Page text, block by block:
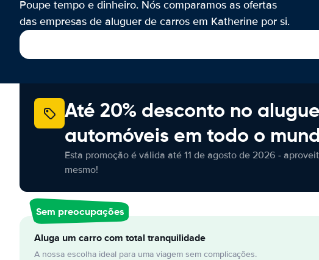
Poupe tempo e dinheiro. Nós comparamos as ofertas
das empresas de aluguer de carros em Katherine por si.
Até 20% desconto no
automóveis em todo o
Esta promoção é válida até 11 de agosto de 2026 -
mesmo!
Sem preocupações
Aluga um carro com total tranquilidade
A nossa escolha ideal para uma viagem sem complicações.